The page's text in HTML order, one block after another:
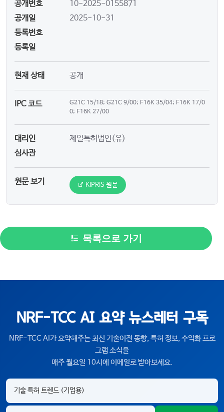
공개번호
10-2025-0155871
공개일
2025-10-31
등록번호
등록일
현재 상태 공개
IPC 코드
G21C 15/18; G21C 9/00; F16K 35/04; F16K 17/0
0; F16K 27/00
대리인
제일특허법인(유)
심사관
원문 보기 KIPRIS 원문
목록으로 가기
NRF-TCC AI 요약 뉴스레터 구독
NRF-TCC AI가 요약해주는 최신 기술이전 동향, 특허 정보, 수익화 프로
그램 소식을
매주 월요일 10시에 이메일로 받아보세요.